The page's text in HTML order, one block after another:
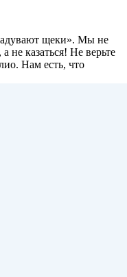
щеки». Мы не
казаться! Не верьте
Нам есть, что